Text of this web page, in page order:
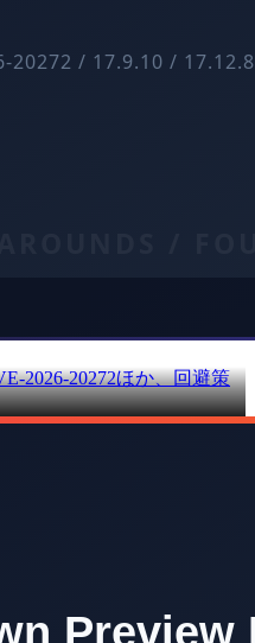
2026-20272ほか、回避策